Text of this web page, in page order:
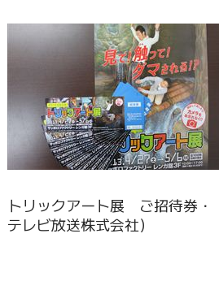
トリックアート展 ご招待券・
テレビ放送株式会社）